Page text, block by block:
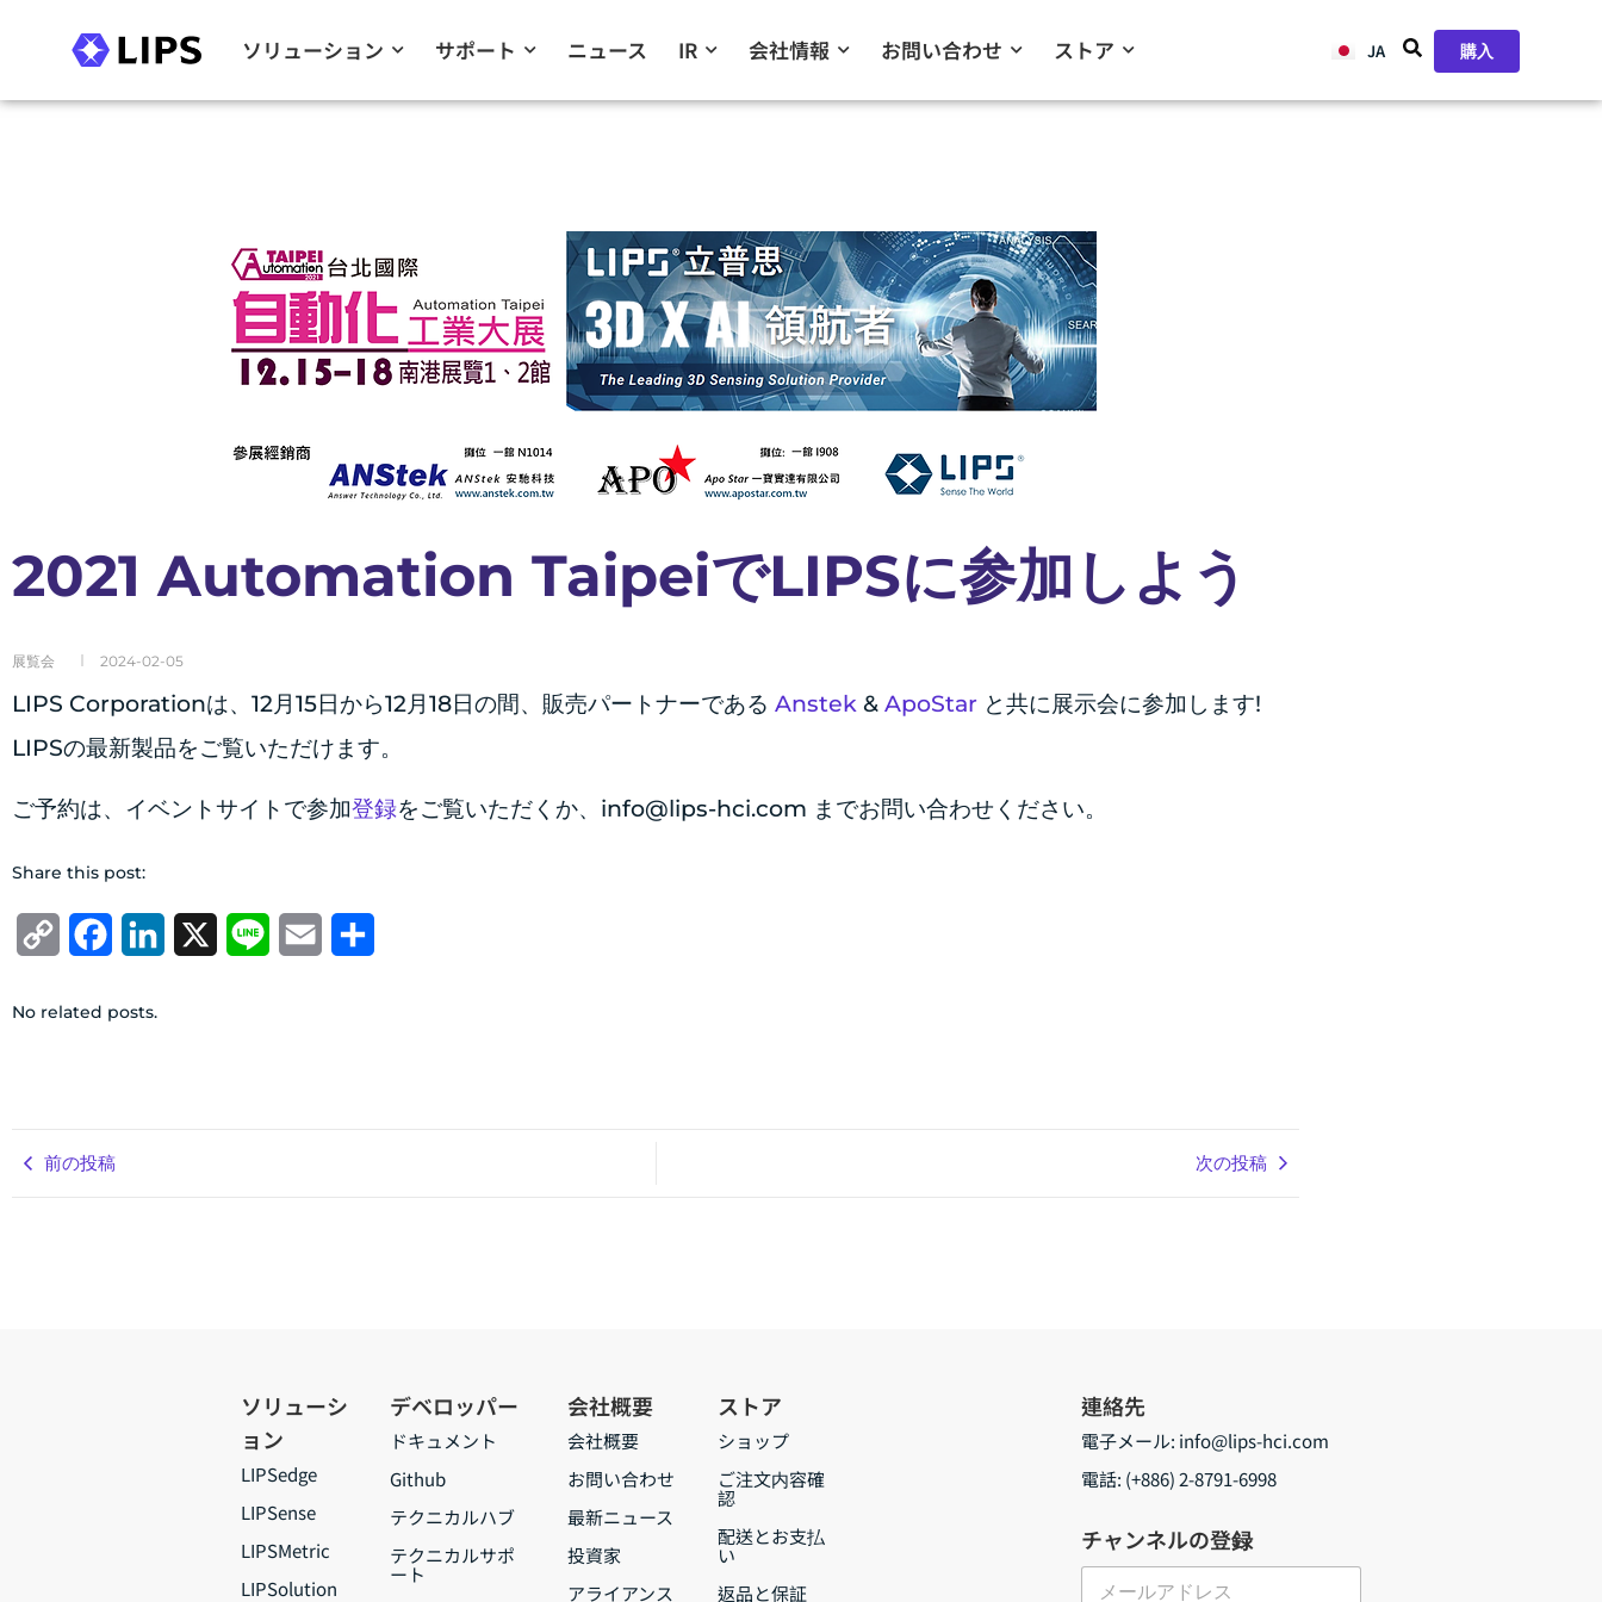
ソリューション サポート ニュース IR 会社情報 お問い合わせ ストア JA
ZH 購入
2021 Automation TaipeiでLIPSに参加しよう
展覧会 2024-02-05
LIPS Corporationは、12月15日から12月18日の間、販売パートナーである Anstek & ApoStar と共に展示会に参加します!
LIPSの最新製品をご覧いただけます。
ご予約は、イベントサイトで参加登録をご覧いただくか、 info@lips-hci.com までお問い合わせください。
Share this post:
Copy
FacebookLinkedIn Line Email
No related posts.
前の投稿 次の投稿
ソリューシ
ョン
LIPSedge
LIPSense
LIPSMetric
LIPSolution
デベロッパー
ドキュメント
Github
テクニカルハブ
テクニカルサポ
ート
会社概要
会社概要
お問い合わせ
最新ニュース
投資家
アライアンス
ストア
ショップ
ご注文内容確
認
配送とお支払
い
返品と保証
連絡先
電子メール: info@lips-hci.com
電話: (+886) 2-8791-6998
チャンネルの登録